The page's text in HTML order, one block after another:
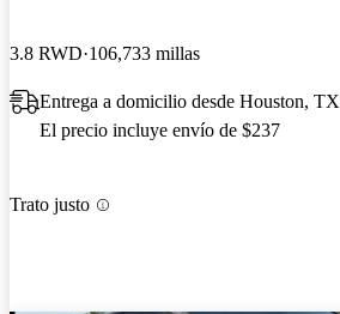
3.8 RWD 106,733 millas
Entrega a domicilio desde Houston, TX
El precio incluye envío de $237
Trato justo